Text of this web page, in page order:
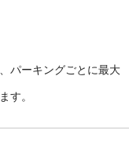
パーキングごとに最大
す。